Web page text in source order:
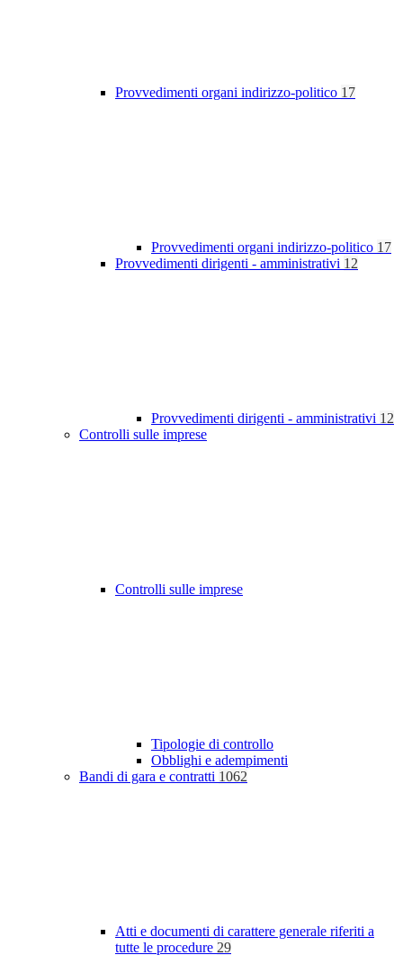
Provvedimenti organi indirizzo-politico 17
Provvedimenti organi indirizzo-politico 17
Provvedimenti dirigenti - amministrativi 12
Provvedimenti dirigenti - amministrativi 12
Controlli sulle imprese
Controlli sulle imprese
Tipologie di controllo
Obblighi e adempimenti
Bandi di gara e contratti 1062
Atti e documenti di carattere generale riferiti a
tutte le procedure 29